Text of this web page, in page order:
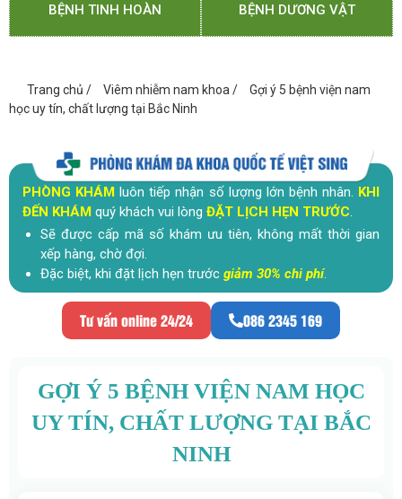
BỆNH TINH HOÀN BỆNH DƯƠNG VẬT
Trang chủ / Viêm nhiễm nam khoa /
Gợi ý 5 bệnh viện nam
học uy tín, chất lượng tại Bắc Ninh
PHÒNG KHÁM luôn tiếp nhận số lượng lớn bệnh nhân. KHI
ĐẾN KHÁM quý khách vui lòng ĐẶT LỊCH HẸN TRƯỚC.
Sẽ được cấp mã số khám ưu tiên, không mất thời gian
xếp hàng, chờ đợi.
Đặc biệt, khi đặt lịch hẹn trước giảm 30% chi phí.
Tư vấn online 24/24 086 2345 169
GỢI Ý 5 BỆNH VIỆN NAM HỌC
UY TÍN, CHẤT LƯỢNG TẠI BẮC
NINH